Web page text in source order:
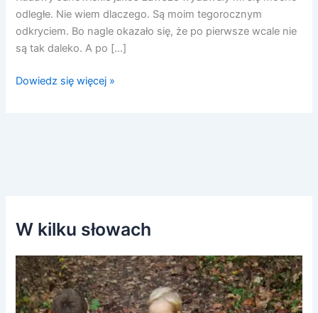
odległe. Nie wiem dlaczego. Są moim tegorocznym
odkryciem. Bo nagle okazało się, że po pierwsze wcale nie
są tak daleko. A po […]
Dowiedz się więcej »
W kilku słowach